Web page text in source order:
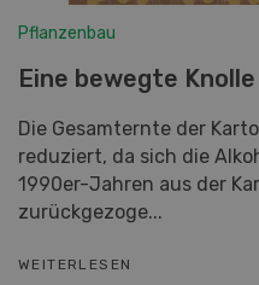
Pflanzenbau
Eine bewegte Knolle
Die Gesamternte der
reduziert, da sich die
1990er-Jahren aus der
zurückgezoge...
WEITERLESEN